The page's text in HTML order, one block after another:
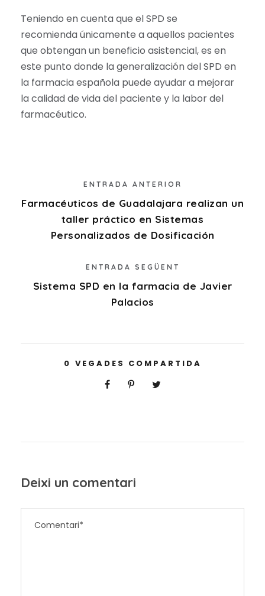
Teniendo en cuenta que el SPD se
recomienda únicamente a aquellos pacientes
que obtengan un beneficio asistencial, es en
este punto donde la generalización del SPD en
la farmacia española puede ayudar a mejorar
la calidad de vida del paciente y la labor del
farmacéutico.
ENTRADA ANTERIOR
Farmacéuticos de Guadalajara realizan un
taller práctico en Sistemas
Personalizados de Dosificación
ENTRADA SEGÜENT
Sistema SPD en la farmacia de Javier
Palacios
0 VEGADES COMPARTIDA
Deixi un comentari